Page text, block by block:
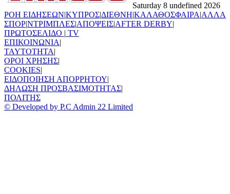
Saturday 8 undefined 2026
ΡΟΗ ΕΙΔΗΣΕΩΝ|ΚΥΠΡΟΣ|ΔΙΕΘΝΗ|ΚΑΛΑΘΟΣΦΑΙΡΑ|ΑΛΛΑ
ΣΠΟΡ|ΝΤΡΙΜΠΛΕΣ|ΑΠΟΨΕΙΣ|AFTER DERBY|
ΠΡΩΤΟΣΕΛΙΔΟ | TV
ΕΠΙΚΟΙΝΩΝΙΑ|
TAYTOTHTA|
ΟΡΟΙ ΧΡΗΣΗΣ|
COOKIES|
ΕΙΔΟΠΟΙΗΣΗ ΑΠΟΡΡΗΤΟΥ|
ΔΗΛΩΣΗ ΠΡΟΣΒΑΣΙΜΟΤΗΤΑΣ|
ΠΟΛΙΤΗΣ
© Developed by P.C Admin 22 Limited